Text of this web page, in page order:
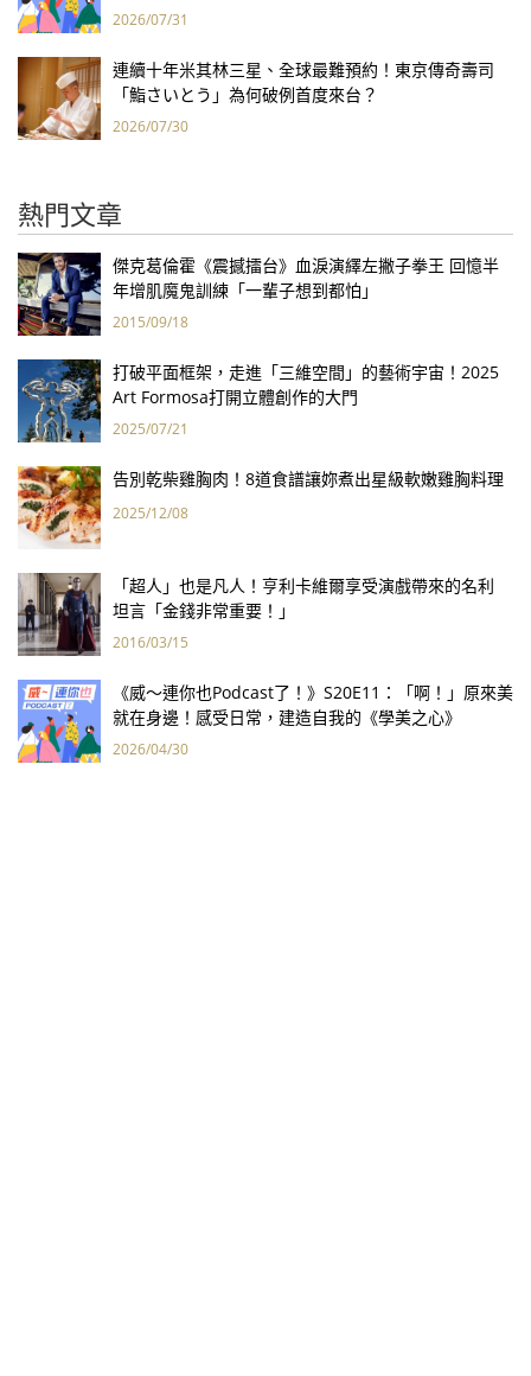
2026/07/31
連續十年米其林三星、全球最難預約！東京傳奇壽司
「鮨さいとう」為何破例首度來台？
2026/07/30
熱門文章
傑克葛倫霍《震撼擂台》血淚演繹左撇子拳王 回憶半
年增肌魔鬼訓練「一輩子想到都怕」
2015/09/18
打破平面框架，走進「三維空間」的藝術宇宙！2025
Art Formosa打開立體創作的大門
2025/07/21
告別乾柴雞胸肉！8道食譜讓妳煮出星級軟嫩雞胸料理
2025/12/08
「超人」也是凡人！亨利卡維爾享受演戲帶來的名利
坦言「金錢非常重要！」
2016/03/15
《威～連你也Podcast了！》S20E11：「啊！」原來美
就在身邊！感受日常，建造自我的《學美之心》
2026/04/30